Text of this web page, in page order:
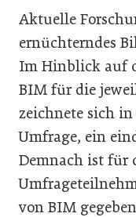
Aktuelle
ernüchterndes
Im Hinblick auf
BIM für die
zeichnete sich
Umfrage, ein
Demnach ist für
von BIM